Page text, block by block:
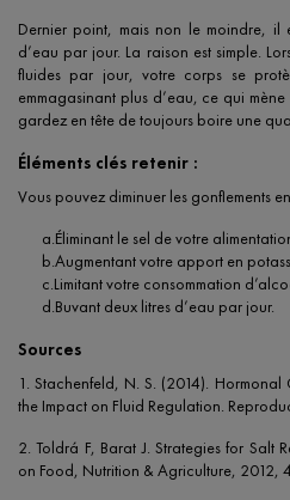
Dernier point, mais non le moindre, il
d’eau par jour. La raison est simple.
fluides par jour, votre corps se
emmagasinant plus d’eau, ce qui
gardez en tête de toujours boire une
Éléments clés retenir :
Vous pouvez diminuer les gonflements
a.Éliminant le sel de votre
b.Augmentant votre apport en
c.Limitant votre consommation
d.Buvant deux litres d’eau par jour.
Sources
1. Stachenfeld, N. S. (2014).
the Impact on Fluid Regulation.
2. Toldrá F, Barat J. Strategies for Salt
on Food, Nutrition & Agriculture, 2012,